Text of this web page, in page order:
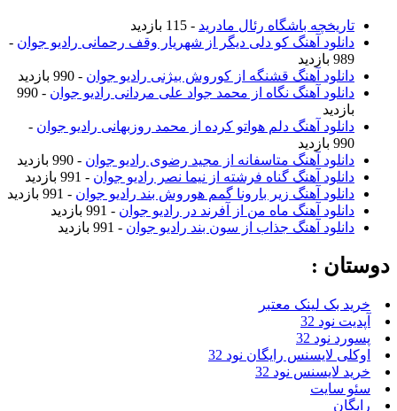
تاریخچه باشگاه رئال مادرید - 115 بازدید
دانلود آهنگ کو دلی دیگر از شهریار وقف رحمانی رادیو جوان -
989 بازدید
دانلود آهنگ قشنگه از کوروش بیژنی رادیو جوان - 990 بازدید
دانلود آهنگ نگاه از محمد جواد علی مردانی رادیو جوان
- 990
بازدید
دانلود آهنگ دلم هواتو کرده از محمد روزبهانی رادیو جوان -
990 بازدید
دانلود آهنگ متاسفانه از مجید رضوی رادیو جوان - 990 بازدید
دانلود آهنگ گناه فرشته از نیما نصر رادیو جوان - 991 بازدید
دانلود آهنگ زیر بارونا گمم هوروش بند رادیو جوان - 991 بازدید
دانلود آهنگ ماه من از آفرند در رادیو جوان - 991 بازدید
دانلود آهنگ جذاب از سون بند رادیو جوان - 991 بازدید
دوستان :
خرید بک لینک معتبر
آپدیت نود 32
پسورد نود 32
اوکلی لایسنس رایگان نود 32
خرید لایسنس نود 32
سئو سایت
رایگان